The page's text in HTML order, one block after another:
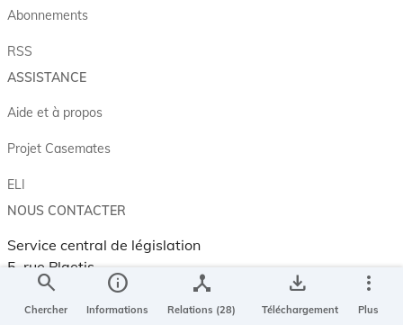
search
Chercher
info
Informations
device_hub
Relations (28)
save_alt
Téléchargement
more_vert
Plus
Abonnements
RSS
ASSISTANCE
Aide et à propos
Projet Casemates
ELI
NOUS CONTACTER
Service central de législation
5, rue Plaetis
L-2338 LUXEMBOURG